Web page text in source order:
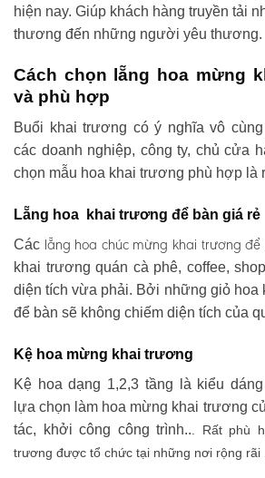
hiện nay. Giúp khách hàng truyền tải
thương đến những người yêu thương.
Cách chọn lẵng hoa mừng
và phù hợp
Buổi khai trương có ý nghĩa vô
các doanh nghiệp, công ty, chủ cửa
chọn mẫu hoa khai trương phù hợp là
Lẵng hoa khai trương để bàn giá rẻ
Các lẵng hoa chúc mừng khai trương để
khai trương quán cà phê, coffee,
diện tích vừa phải. Bởi những giỏ hoa
để bàn sẽ không chiếm diện tích của
Kệ hoa mừng khai trương
Kệ hoa dạng 1,2,3 tầng là kiểu
lựa chọn làm hoa mừng khai trương
tác, khởi công công trình.. . Rất phù
trương được tổ chức tại những nơi rộng rãi .